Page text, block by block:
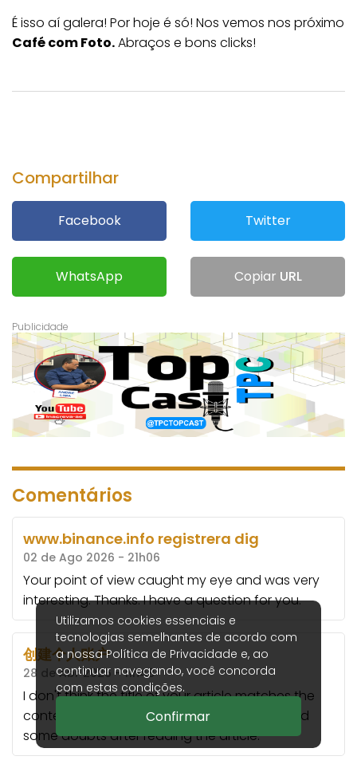
É isso aí galera! Por hoje é só! Nos vemos nos próximo
Café com Foto.Abraços e bons clicks!
Compartilhar
Facebook Twitter
WhatsApp Copiar URL
Comentários
www.binance.info registrera dig
02 de Ago 2026 - 21h06
Your point of view caught my eye and was very
interesting. Thanks. I have a question for you.
创建个人账户
28 de Abr 2026 - 11h48
I don't think the title of your article matches the
content lol. Just kidding, mainly because I had
some doubts after reading the article.
Utilizamos cookies essenciais e
tecnologias semelhantes de acordo com
a nossaPolítica de Privacidade e, ao
continuar navegando, você concorda
com estas condições.
Confirmar